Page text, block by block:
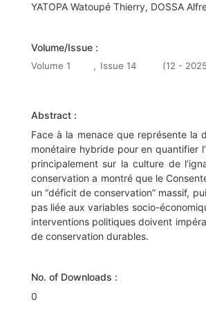
YATOPA Watoupé Thierry, DOSSA
Volume/Issue :
Volume 1 , Issue 14 (12 -
Abstract :
Face à la menace que représente la
monétaire hybride pour en quantifier
principalement sur la culture de
conservation a montré que le
un “déficit de conservation” massif,
pas liée aux variables socio-
interventions politiques doivent
de conservation durables.
No. of Downloads :
0